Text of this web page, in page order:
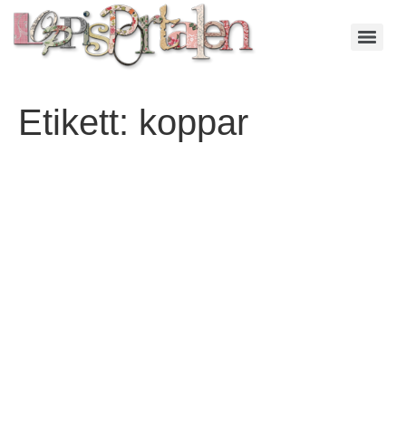
Etikett: koppar